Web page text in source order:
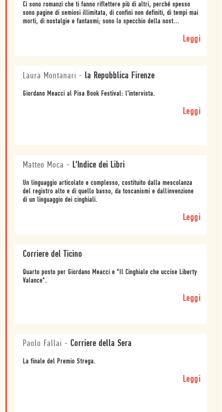
Ci sono romanzi che ti fanno riflettere più di altri, perché spesso
sono pagine di semiosi illimitata, di confini non definiti, di tempi mai
morti, di nostalgie e fantasmi; sono lo specchio della nost...
Leggi
Laura Montanari - la Repubblica Firenze
Giordano Meacci al Pisa Book Festival: l'intervista.
Leggi
Matteo Moca - L'Indice dei Libri
Un linguaggio articolato e complesso, costituito dalla mescolanza
del registro alto e di quello basso, da toscanismi e dallinvenzione
di un linguaggio dei cinghiali.
Leggi
Corriere del Ticino
Quarto posto per Giordano Meacci e "Il Cinghiale che uccise Liberty
Valance".
Leggi
Paolo Fallai - Corriere della Sera
La finale del Premio Strega.
Leggi